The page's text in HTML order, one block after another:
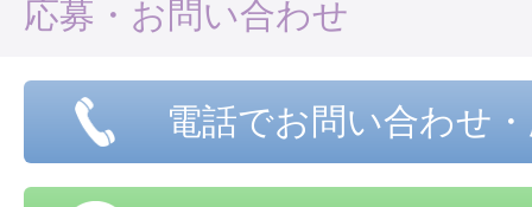
応募・お問い合わせ
電話でお問い合わせ